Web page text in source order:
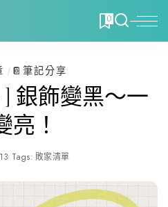
0
📔筆記分享
銀飾變黑～一
亮！
Tags: 敗家清單